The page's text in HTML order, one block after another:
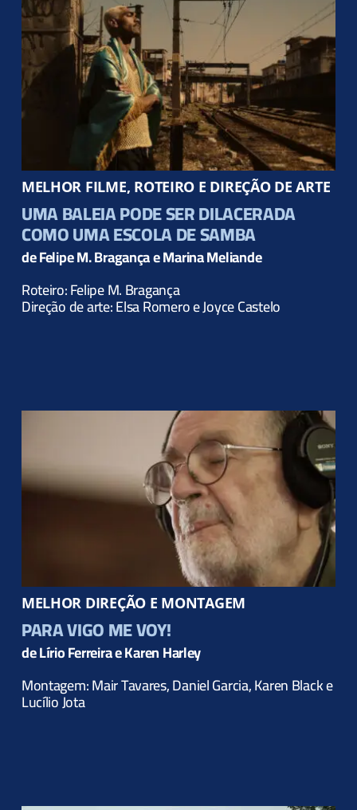
MELHOR FILME, ROTEIRO E DIREÇÃO DE ARTE
UMA BALEIA PODE SER DILACERADA
COMO UMA ESCOLA DE SAMBA
de Felipe M. Bragança e Marina Meliande
Roteiro: Felipe M. Bragança
Direção de arte: Elsa Romero e Joyce Castelo
MELHOR DIREÇÃO E MONTAGEM
PARA VIGO ME VOY!
de Lírio Ferreira e Karen Harley
Montagem: Mair Tavares, Daniel Garcia, Karen Black e
Lucílio Jota